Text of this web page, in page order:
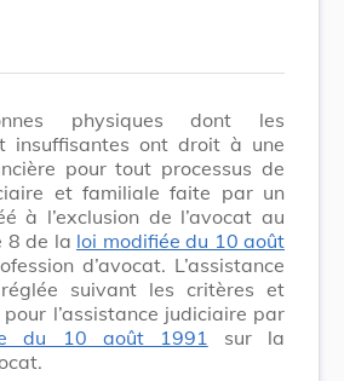
physiques dont les
insuffisantes ont droit à une
pour tout processus de
et familiale faite par un
à l’exclusion de l’avocat au
8 de la loi modifiée du 10 août
d’avocat. L’assistance
suivant les critères et
l’assistance judiciaire par
du 10 août 1991
sur la